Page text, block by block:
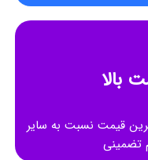
بالا
قیمت نسبت به سایر
تضمینی